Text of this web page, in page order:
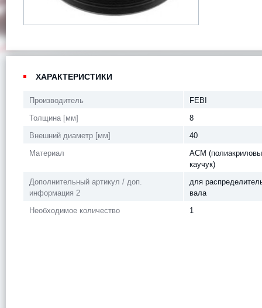
ХАРАКТЕРИСТИКИ
Производитель
FEBI
Толщина [мм]
8
Внешний диаметр [мм]
40
Материал
АСМ
каучук)
Дополнительный артикул / доп.
информация 2
для
вала
Необходимое количество
1